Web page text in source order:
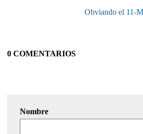
Obviando el 11-M
0 COMENTARIOS
Nombre